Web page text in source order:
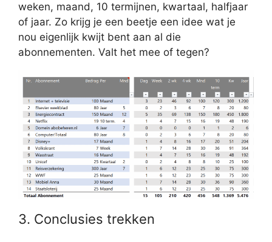
weken, maand, 10 termijnen, kwartaal, halfjaar
of jaar. Zo krijg je een beetje een idee wat je
nou eigenlijk kwijt bent aan al die
abonnementen. Valt het mee of tegen?
3. Conclusies trekken